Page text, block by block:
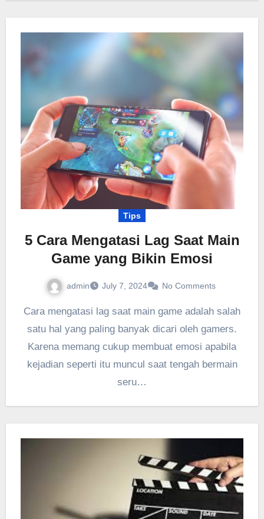
Tips
5 Cara Mengatasi Lag Saat Main
Game yang Bikin Emosi
admin July 7, 2024 No Comments
Cara mengatasi lag saat main game adalah salah
satu hal yang paling banyak dicari oleh gamers.
Karena memang cukup membuat emosi apabila
kejadian seperti itu muncul saat tengah bermain
seru…